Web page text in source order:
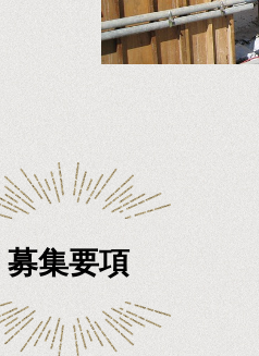
募集要項